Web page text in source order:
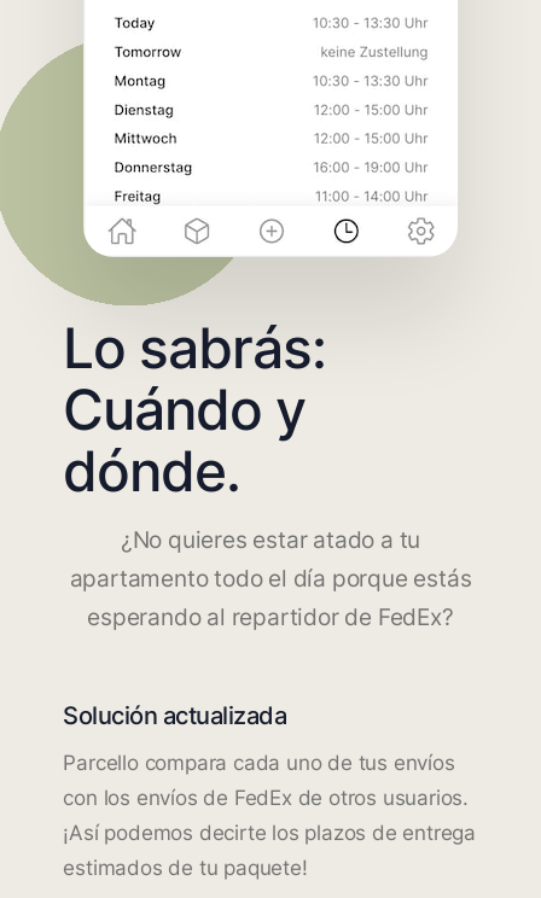
Lo sabrás:
Cuándo y
dónde.
¿No quieres estar atado a tu
apartamento todo el día porque estás
esperando al repartidor de FedEx?
Solución actualizada
Parcello compara cada uno de tus envíos
con los envíos de FedEx de otros usuarios.
¡Así podemos decirte los plazos de entrega
estimados de tu paquete!